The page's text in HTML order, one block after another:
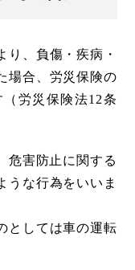
り、負傷・疾病・
場合、労災保険の
労災保険法12条
危害防止に関する
うな行為をいいま
としては車の運転